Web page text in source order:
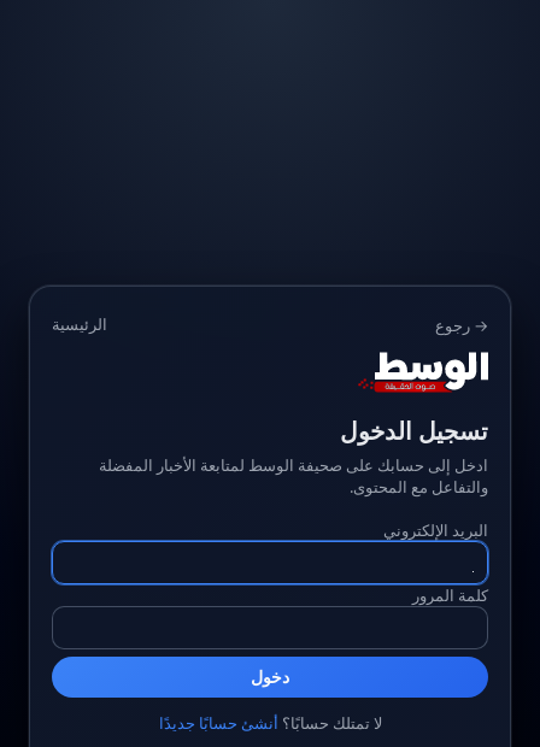
→ رجوع الرئيسية
تسجيل الدخول
ادخل إلى حسابك على صحيفة الوسط لمتابعة الأخبار المفضلة
والتفاعل مع المحتوى.
البريد الإلكتروني
كلمة المرور
دخول
لا تمتلك حسابًا؟ أنشئ حسابًا جديدًا